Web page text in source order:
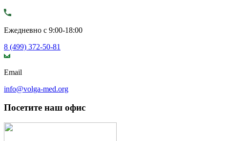
Ежедневно с 9:00-18:00
8 (499) 372-50-81
Email
info@volga-med.org
Посетите наш офис